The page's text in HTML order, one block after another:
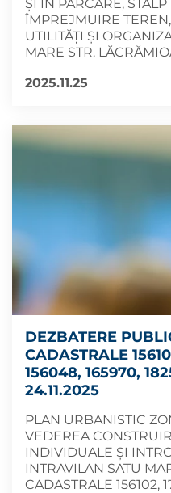
ȘI ÎN PARCARE,
ÎMPREJMUIRE
UTILITĂȚI ȘI
MARE STR.
2025.11.25
DEZBATERE
CADASTRALE
156048, 165970,
24.11.2025
PLAN URBANISTIC
VEDEREA
INDIVIDUALE ȘI
INTRAVILAN SATU
CADASTRALE 156102,